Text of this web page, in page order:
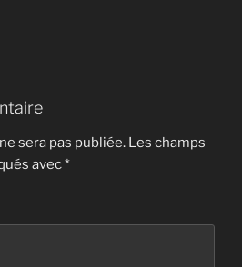
sera pas publiée. Les champs
avec*